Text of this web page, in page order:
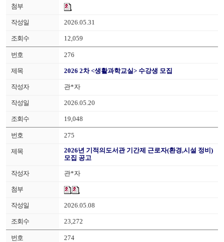
2026.05.31
12,059
276
2026 2차 <생활과학교실> 수강생 모집
관*자
2026.05.20
19,048
275
2026년 기적의도서관 기간제 근로자(환경,시설 정비)
모집 공고
관*자
2026.05.08
23,272
274